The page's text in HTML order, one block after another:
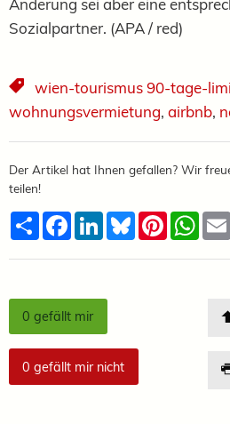
Änderung sei aber eine
Sozialpartner. (APA / red)
wien-tourismus 90-tage-
wohnungsvermietung, airbnb,
Der Artikel hat Ihnen gefallen? Wir
teilen!
TeilenFacebook
LinkedInBlueskyPinterest
0 gefällt mir
0 gefällt mir nicht